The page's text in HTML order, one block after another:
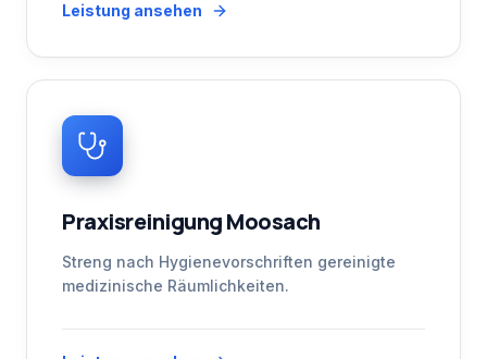
Leistung ansehen
Praxisreinigung Moosach
Streng nach Hygienevorschriften gereinigte
medizinische Räumlichkeiten.